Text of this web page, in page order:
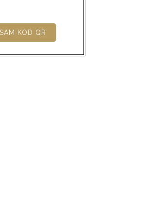
KOD QR